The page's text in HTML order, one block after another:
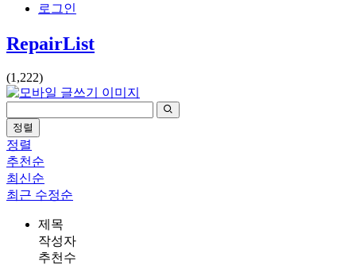
로그인
RepairList
(1,222)
정렬
정렬
추천순
최신순
최근 수정순
제목
작성자
추천수